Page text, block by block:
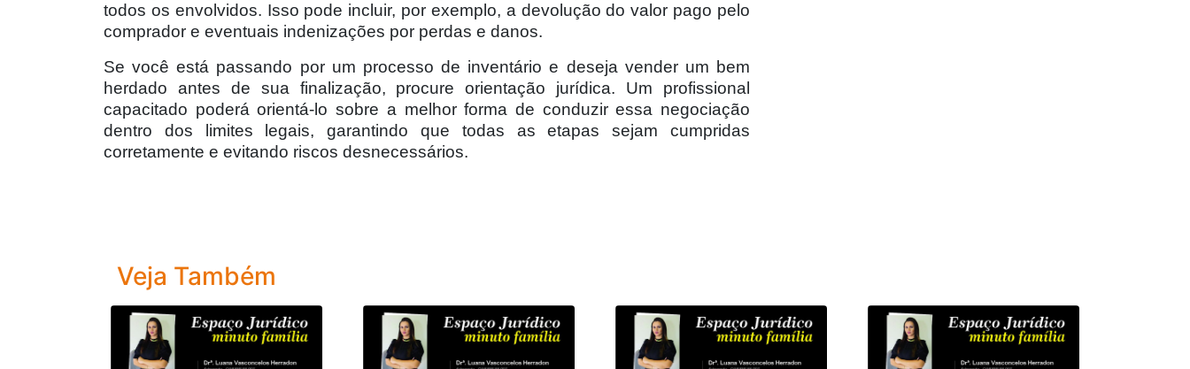
todos os envolvidos. Isso pode incluir, por exemplo, a devolução do valor pago pelo
comprador e eventuais indenizações por perdas e danos.
Se você está passando por um processo de inventário e deseja vender um bem
herdado antes de sua finalização, procure orientação jurídica. Um profissional
capacitado poderá orientá-lo sobre a melhor forma de conduzir essa negociação
dentro dos limites legais, garantindo que todas as etapas sejam cumpridas
corretamente e evitando riscos desnecessários.
Veja Também